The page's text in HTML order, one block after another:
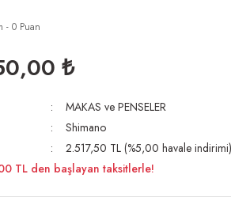
- 0 Puan
₺
MAKAS ve PENSELER
Shimano
2.517,50 TL (%5,00 havale indirimi)
TL den başlayan taksitlerle!